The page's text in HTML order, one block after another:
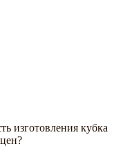
изготовления кубка